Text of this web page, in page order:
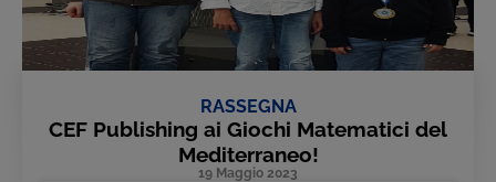
RASSEGNA
CEF Publishing ai Giochi Matematici del
Mediterraneo!
19 Maggio 2023